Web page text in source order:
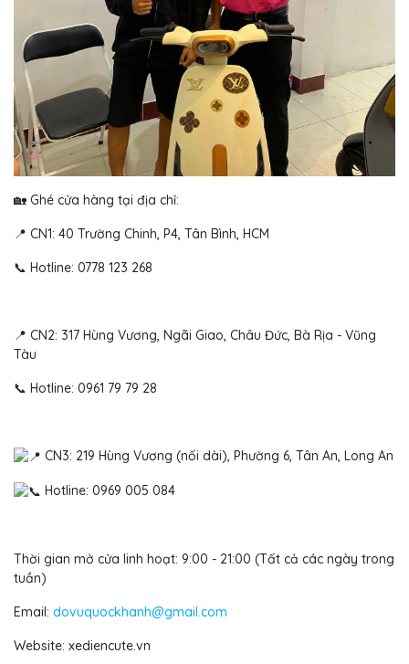
🏡 Ghé cửa hàng tại địa chỉ:
📍 CN1: 40 Trường Chinh, P4, Tân Bình, HCM
📞 Hotline: 0778 123 268
📍 CN2: 317 Hùng Vương, Ngãi Giao, Châu Đức, Bà Rịa - Vũng
Tàu
📞 Hotline: 0961 79 79 28
CN3: 219 Hùng Vương (nối dài), Phường 6, Tân An, Long An
Hotline: 0969 005 084
Thời gian mở cửa linh hoạt: 9:00 - 21:00 (Tất cả các ngày trong
tuần)
Email: dovuquockhanh@gmail.com
Website: xediencute.vn